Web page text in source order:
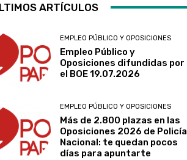
ARTÍCULOS
EMPLEO PÚBLICO Y OPOSICIONES
Empleo Público y
Oposiciones difundidas por
el BOE 19.07.2026
EMPLEO PÚBLICO Y OPOSICIONES
Más de 2.800 plazas en las
Oposiciones 2026 de Policía
Nacional: te quedan pocos
días para apuntarte